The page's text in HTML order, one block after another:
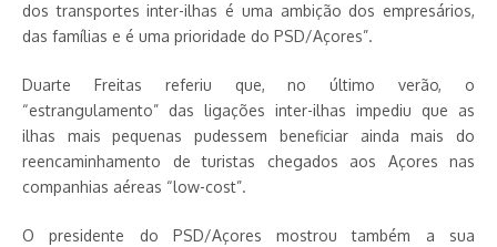
dos transportes inter-ilhas é uma ambição dos empresários,
das famílias e é uma prioridade do PSD/Açores”.
Duarte Freitas referiu que, no último verão, o
“estrangulamento” das ligações inter-ilhas impediu que as
ilhas mais pequenas pudessem beneficiar ainda mais do
reencaminhamento de turistas chegados aos Açores nas
companhias aéreas “low-cost”.
O presidente do PSD/Açores mostrou também a sua